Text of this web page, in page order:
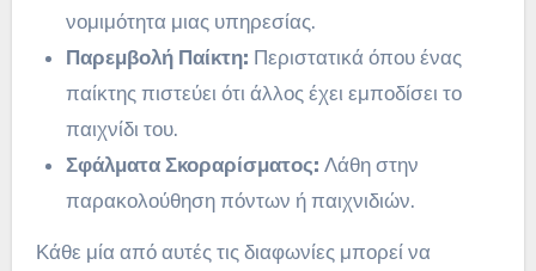
νομιμότητα μιας υπηρεσίας.
Παρεμβολή Παίκτη: Περιστατικά όπου ένας
παίκτης πιστεύει ότι άλλος έχει εμποδίσει το
παιχνίδι του.
Σφάλματα Σκοραρίσματος: Λάθη στην
παρακολούθηση πόντων ή παιχνιδιών.
Κάθε μία από αυτές τις διαφωνίες μπορεί να